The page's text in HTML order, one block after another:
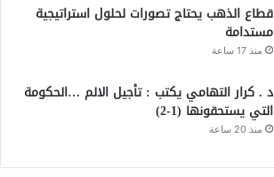
قطاع الذهب يحتاج تصورات لحلول استراتيجية
مستدامة
منذ 17 ساعة
د . كرار التهامي يكتب : تأجيل الالم …الحكومة
التي يستحقونها (1-2)
منذ 20 ساعة